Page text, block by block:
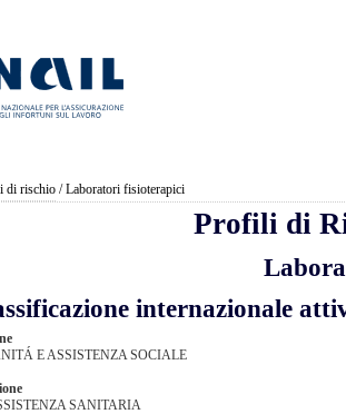
di rischio / Laboratori fisioterapici
Profili di
internazionale
E ASSISTENZA SOCIALE
SANITARIA